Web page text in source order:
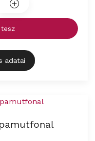
adatai